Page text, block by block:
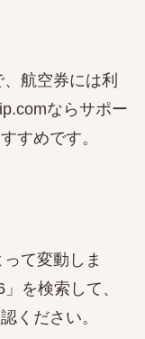
航空券には利
ならサポー
すめです。
て変動しま
を検索して、
ください。